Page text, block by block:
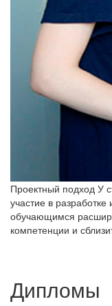
Проектный подход У
участие в
обучающимся
компетенции и
Дипломы